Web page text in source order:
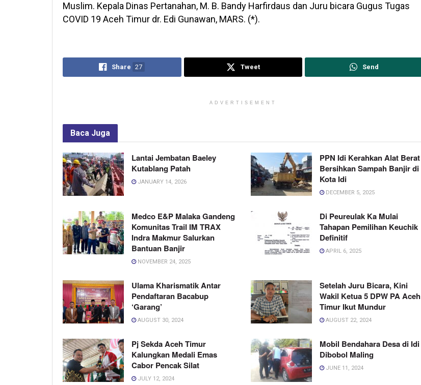
Muslim. Kepala Dinas Pertanahan, M. B. Bandy Harfirdaus dan Juru bicara Gugus Tugas
COVID 19 Aceh Timur dr. Edi Gunawan, MARS. (*).
Share 27 Tweet Send
ADVERTISEMENT
Baca Juga
Lantai Jembatan Baeley
Kutablang Patah
JANUARY 14, 2026
PPN Idi Kerahkan Alat Berat
Bersihkan Sampah Banjir di
Kota Idi
DECEMBER 5, 2025
Medco E&P Malaka Gandeng
Komunitas Trail IM TRAX
Indra Makmur Salurkan
Bantuan Banjir
NOVEMBER 24, 2025
Di Peureulak Ka Mulai
Tahapan Pemilihan Keuchik
Definitif
APRIL 6, 2025
Ulama Kharismatik Antar
Pendaftaran Bacabup
‘Garang’
AUGUST 30, 2024
Setelah Juru Bicara, Kini
Wakil Ketua 5 DPW PA Aceh
Timur Ikut Mundur
AUGUST 22, 2024
Pj Sekda Aceh Timur
Kalungkan Medali Emas
Cabor Pencak Silat
JULY 12, 2024
Mobil Bendahara Desa di Idi
Dibobol Maling
JUNE 11, 2024